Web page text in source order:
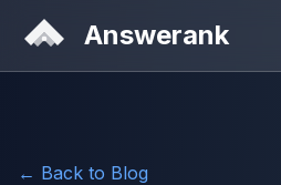
Answerank
← Back to Blog